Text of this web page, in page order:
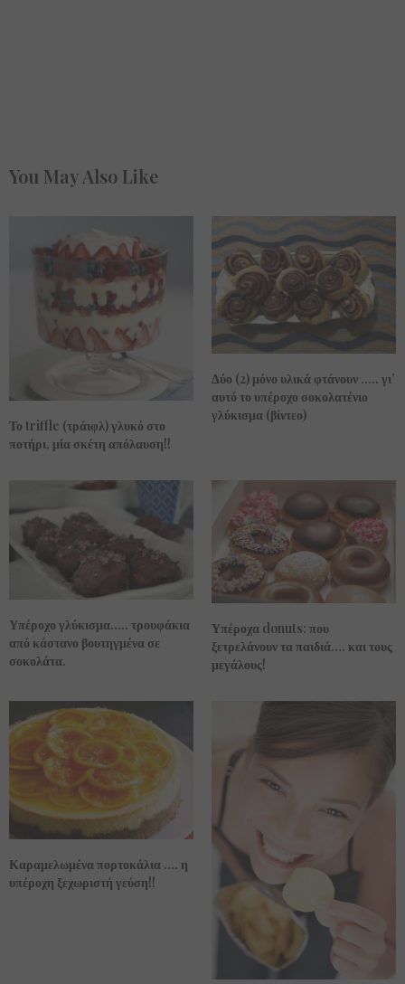
You May Also Like
Το triffle (τράιφλ) γλυκό στο
ποτήρι, μία σκέτη απόλαυση!!
Δύο (2) μόνο υλικά φτάνουν ….. γι’
αυτό το υπέροχο σοκολατένιο
γλύκισμα (βίντεο)
Υπέροχο γλύκισμα….. τρουφάκια
από κάστανο βουτηγμένα σε
σοκολάτα.
Υπέροχα donuts: που
ξετρελάνουν τα παιδιά…. και τους
μεγάλους!
Καραμελωμένα πορτοκάλια …. η
υπέροχη ξεχωριστή γεύση!!